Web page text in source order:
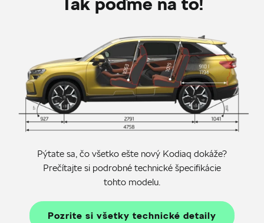
Pýtate sa, čo všetko ešte nový Kodiaq dokáže?
Prečítajte si podrobné technické špecifikácie
tohto modelu.
Pozrite si všetky technické detaily